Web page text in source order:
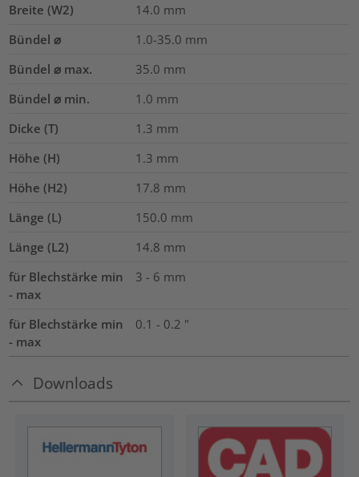
Breite (W2)
14.0 mm
Bündel ⌀
1.0-35.0 mm
Bündel ⌀ max.
35.0 mm
Bündel ⌀ min.
1.0 mm
Dicke (T)
1.3 mm
Höhe (H)
1.3 mm
Höhe (H2)
17.8 mm
Länge (L)
150.0 mm
Länge (L2)
14.8 mm
für Blechstärke min
- max
3 - 6 mm
für Blechstärke min
- max
0.1 - 0.2 "
Downloads